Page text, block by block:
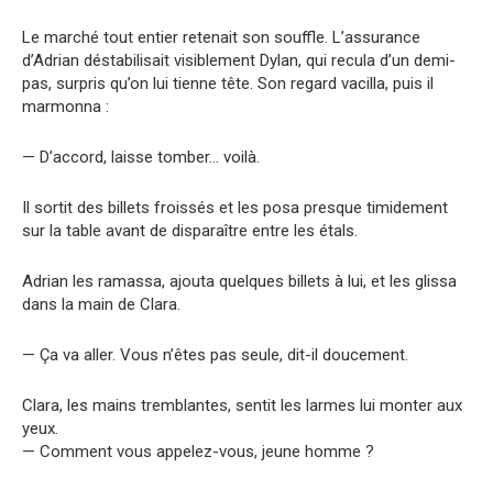
Le marché tout entier retenait son souffle. L’assurance
d’Adrian déstabilisait visiblement Dylan, qui recula d’un demi-
pas, surpris qu’on lui tienne tête. Son regard vacilla, puis il
marmonna :
— D’accord, laisse tomber… voilà.
Il sortit des billets froissés et les posa presque timidement
sur la table avant de disparaître entre les étals.
Adrian les ramassa, ajouta quelques billets à lui, et les glissa
dans la main de Clara.
— Ça va aller. Vous n’êtes pas seule, dit-il doucement.
Clara, les mains tremblantes, sentit les larmes lui monter aux
yeux.
— Comment vous appelez-vous, jeune homme ?